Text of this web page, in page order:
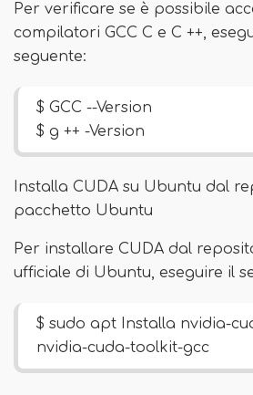
Per verificare se è possibile
compilatori GCC C e C ++,
seguente:
$ GCC --Version
$ g ++ -Version
Installa CUDA su Ubuntu dal
pacchetto Ubuntu
Per installare CUDA dal
ufficiale di Ubuntu, eseguire il
$ sudo apt Installa nvidia-
nvidia-cuda-toolkit-gcc